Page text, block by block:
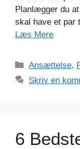
Planlægger du
skal have et par
Læs Mere
Kategorier
Ansættelse,
Skriv en
6